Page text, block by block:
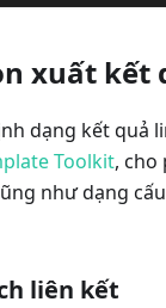
xuất kết
dạng kết quả
Toolkit, cho
như dạng
liên kết